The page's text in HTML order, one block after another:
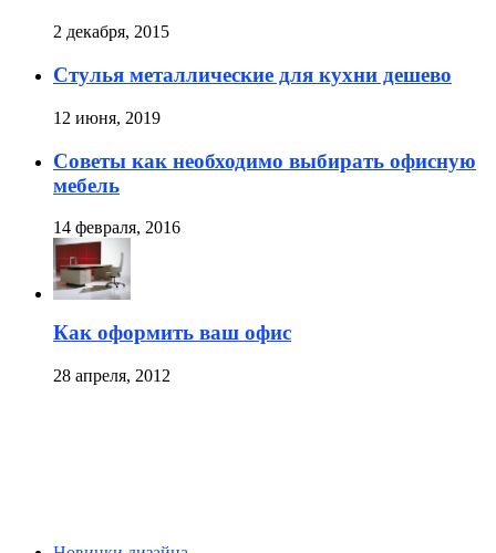
2 декабря, 2015
Стулья металлические для кухни дешево
12 июня, 2019
Советы как необходимо выбирать офисную
мебель
14 февраля, 2016
Как оформить ваш офис
28 апреля, 2012